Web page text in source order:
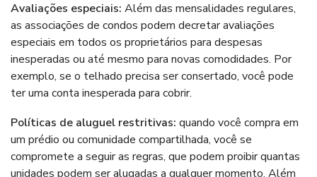
Avaliações especiais: Além das mensalidades regulares,
as associações de condos podem decretar avaliações
especiais em todos os proprietários para despesas
inesperadas ou até mesmo para novas comodidades. Por
exemplo, se o telhado precisa ser consertado, você pode
ter uma conta inesperada para cobrir.
Políticas de aluguel restritivas: quando você compra em
um prédio ou comunidade compartilhada, você se
compromete a seguir as regras, que podem proibir quantas
unidades podem ser alugadas a qualquer momento. Além